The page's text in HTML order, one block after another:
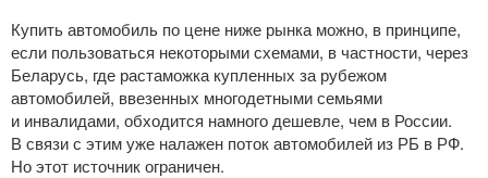
Купить автомобиль по цене ниже рынка можно, в принципе,
если пользоваться некоторыми схемами, в частности, через
Беларусь, где растаможка купленных за рубежом
автомобилей, ввезенных многодетными семьями
и инвалидами, обходится намного дешевле, чем в России.
В связи с этим уже налажен поток автомобилей из РБ в РФ.
Но этот источник ограничен.